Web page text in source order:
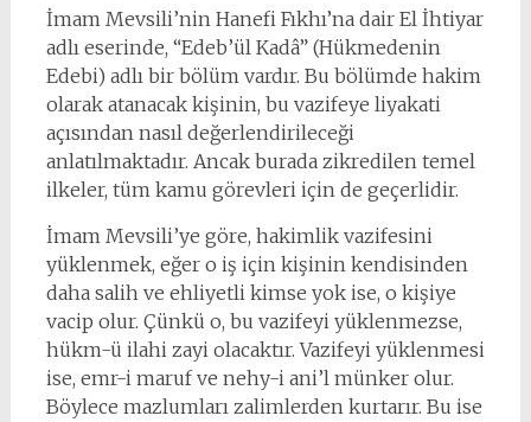
İmam Mevsili’nin Hanefi Fıkhı’na dair El İhtiyar
adlı eserinde, “Edeb’ül Kadâ” (Hükmedenin
Edebi) adlı bir bölüm vardır. Bu bölümde hakim
olarak atanacak kişinin, bu vazifeye liyakati
açısından nasıl değerlendirileceği
anlatılmaktadır. Ancak burada zikredilen temel
ilkeler, tüm kamu görevleri için de geçerlidir.
İmam Mevsili’ye göre, hakimlik vazifesini
yüklenmek, eğer o iş için kişinin kendisinden
daha salih ve ehliyetli kimse yok ise, o kişiye
vacip olur. Çünkü o, bu vazifeyi yüklenmezse,
hükm-ü ilahi zayi olacaktır. Vazifeyi yüklenmesi
ise, emr-i maruf ve nehy-i ani’l münker olur.
Böylece mazlumları zalimlerden kurtarır. Bu ise